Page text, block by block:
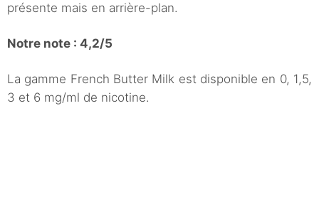
présente mais en arrière-plan.
Notre note : 4,2/5
La gamme French Butter Milk est disponible en 0, 1,5,
3 et 6 mg/ml de nicotine.